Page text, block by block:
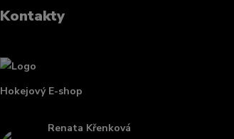
Kontakty
Hokejový E-shop
Renata Křenková